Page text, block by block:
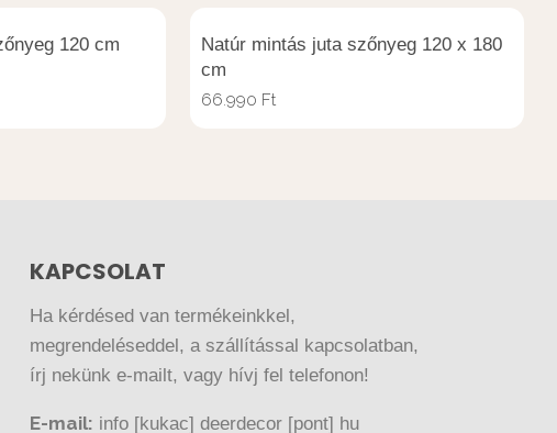
120 cm
Natúr mintás juta szőnyeg 120 x 180
cm
66.990 Ft
KAPCSOLAT
Ha kérdésed van termékeinkkel,
megrendeléseddel, a szállítással kapcsolatban,
írj nekünk e-mailt, vagy hívj fel telefonon!
E-mail: info [kukac] deerdecor [pont] hu